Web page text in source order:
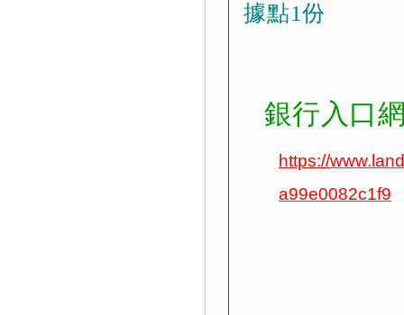
據點1份
土地 銀行入口
https://
a99e0082c1f9